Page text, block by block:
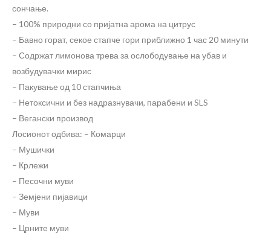
сончање.
– 100% природни со пријатна арома на цитрус
– Бавно горат, секое стапче гори приближно 1 час 20 минути
– Содржат лимонова трева за ослободување на убав и
возбудувачки мирис
– Пакување од 10 стапчиња
– Нетоксични и без надразнувачи, парабени и SLS
– Вегански производ
Лосионот одбива: – Комарци
– Мушички
– Крлежи
– Песочни муви
– Земјени пијавици
– Муви
– Црните муви